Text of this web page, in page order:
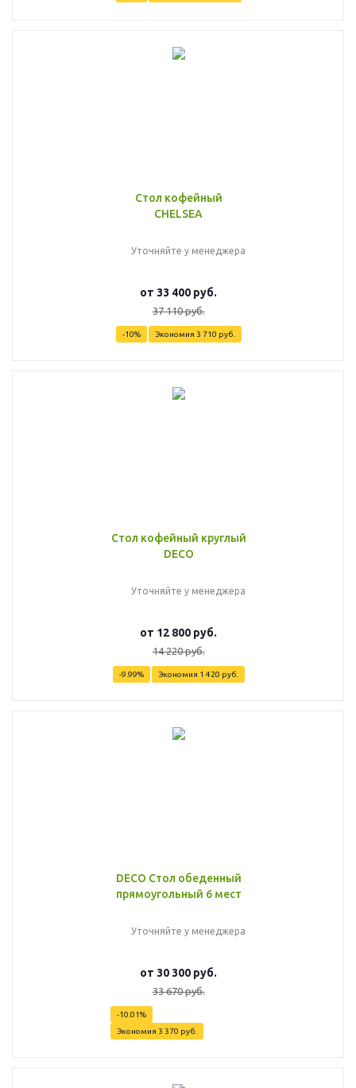
Стол кофейный
CHELSEA
Уточняйте у менеджера
от 33 400 руб.
37 110 руб.
-10% Экономия 3 710 руб.
Стол кофейный круглый
DECO
Уточняйте у менеджера
от 12 800 руб.
14 220 руб.
-9.99% Экономия 1 420 руб.
DECO Стол обеденный
прямоугольный 6 мест
Уточняйте у менеджера
от 30 300 руб.
33 670 руб.
-10.01%
Экономия 3 370 руб.